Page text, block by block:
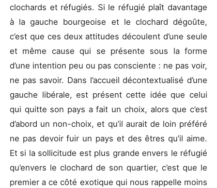
clochards et réfugiés. Si le réfugié plaît davantage
à la gauche bourgeoise et le clochard dégoûte,
c’est que ces deux attitudes découlent d’une seule
et même cause qui se présente sous la forme
d’une intention peu ou pas consciente : ne pas voir,
ne pas savoir. Dans l’accueil décontextualisé d’une
gauche libérale, est présent cette idée que celui
qui quitte son pays a fait un choix, alors que c’est
d’abord un non-choix, et qu’il aurait de loin préféré
ne pas devoir fuir un pays et des êtres qu’il aime.
Et si la sollicitude est plus grande envers le réfugié
qu’envers le clochard de son quartier, c’est que le
premier a ce côté exotique qui nous rappelle moins